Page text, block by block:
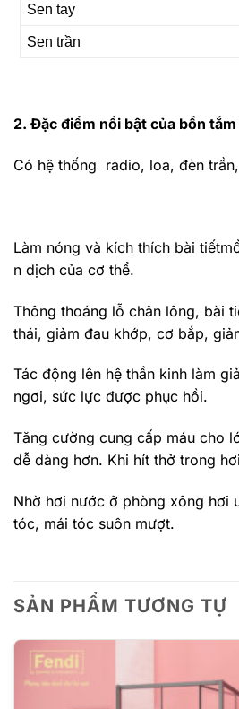
Sen tay
Sen trần
2. Đặc điểm nổi bật của bồn
Có hệ thống radio, loa, đèn
Làm nóng và kích thích bài
n dịch của cơ thể.
Thông thoáng lỗ chân lông, bài
thái, giảm đau khớp, cơ bắp,
Tác động lên hệ thần kinh làm
ngơi, sức lực được phục hồi.
Tăng cường cung cấp máu cho
dễ dàng hơn. Khi hít thở trong
Nhờ hơi nước ở phòng xông hơi
tóc, mái tóc suôn mượt.
SẢN PHẨM TƯƠNG TỰ